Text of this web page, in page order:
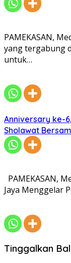
PAMEKASAN,
yang tergabung
untuk…
Anniversary ke-
Sholawat
PAMEKASAN,
Jaya Menggelar
Tinggalkan